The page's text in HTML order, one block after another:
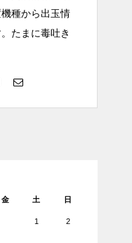
種から出玉情
たまに毒吐き
金 土 日
1 2